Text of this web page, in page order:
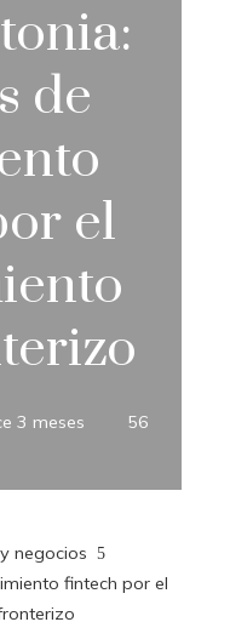
de
el
3 meses 56
negocios
fintech por el